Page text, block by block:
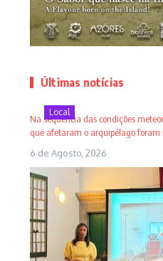
Últimas notícias
Local
Na sequência das condições
que afetaram o arquipélago foram
6 de Agosto, 2026